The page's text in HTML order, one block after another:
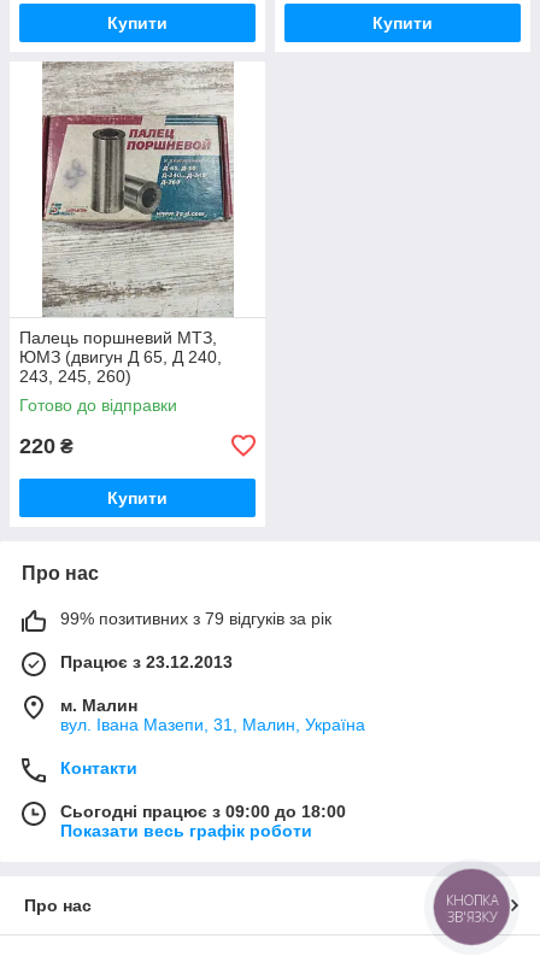
Купити Купити
Палець поршневий МТЗ,
ЮМЗ (двигун Д 65, Д 240,
243, 245, 260)
Готово до відправки
220 ₴
Купити
Про нас
99% позитивних з 79 відгуків за рік
Працює з 23.12.2013
м. Малин
вул. Івана Мазепи, 31, Малин, Україна
Контакти
Сьогодні працює з 09:00 до 18:00
Показати весь графік роботи
Про нас
КНОПКА
ЗВ'ЯЗКУ